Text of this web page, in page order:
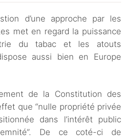
d’une approche par les
met en regard la puissance
du tabac et les atouts
aussi bien en Europe
de la Constitution des
que “nulle propriété privée
dans l’intérêt public
De ce coté-ci de